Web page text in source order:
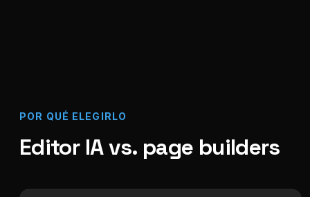
POR QUÉ ELEGIRLO
Editor IA vs. page builders